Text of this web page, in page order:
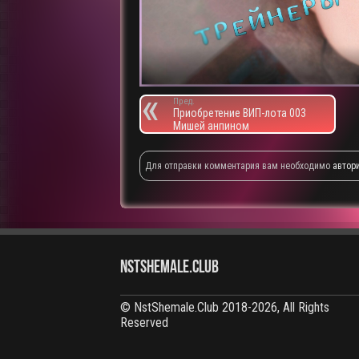
Пред.
Приобретение ВИП-лота 003
Мишей анпином
Для отправки комментария вам необходимо
NstShemale.Club
© NstShemale.Club 2018-2026, All Rights
Reserved